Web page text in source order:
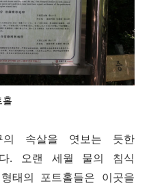
의 속살을 엿보는 듯한
. 오랜 세월 물의 침식
태의 포트홀들은 이곳을